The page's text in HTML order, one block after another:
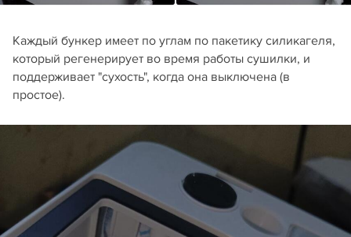
Каждый бункер имеет по углам по пакетику силикагеля,
который регенерирует во время работы сушилки, и
поддерживает "сухость", когда она выключена (в
простое).